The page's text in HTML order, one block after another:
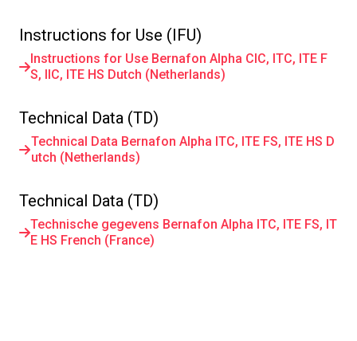
Instructions for Use (IFU)
Instructions for Use Bernafon Alpha CIC, ITC, ITE F
S, IIC, ITE HS Dutch (Netherlands)
Technical Data (TD)
Technical Data Bernafon Alpha ITC, ITE FS, ITE HS D
utch (Netherlands)
Technical Data (TD)
Technische gegevens Bernafon Alpha ITC, ITE FS, IT
E HS French (France)